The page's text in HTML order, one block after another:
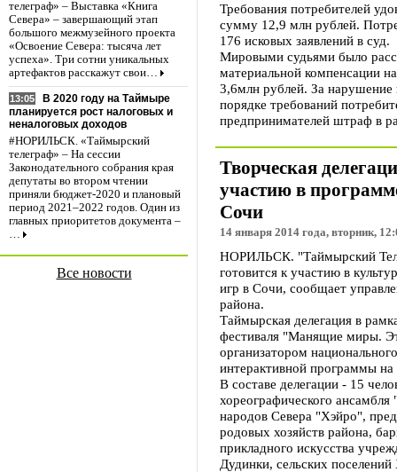
телеграф» – Выставка «Книга
Севера» – завершающий этап
большого межмузейного проекта
«Освоение Севера: тысяча лет
успеха». Три сотни уникальных
артефактов расскажут свои…
13:05
В 2020 году на Таймыре
планируется рост налоговых и
неналоговых доходов
#НОРИЛЬСК. «Таймырский
телеграф» – На сессии
Законодательного собрания края
депутаты во втором чтении
приняли бюджет-2020 и плановый
период 2021–2022 годов. Один из
главных приоритетов документа –
…
Все новости
Требования потребителей
сумму 12,9 млн рублей.
176 исковых заявлений в суд.
Мировыми судьями было
материальной компенсации
3,6млн рублей. За нарушение
порядке требований
предпринимателей штраф в
Творческая
участию в
Сочи
14 января 2014 года, вторник,
НОРИЛЬСК. "Таймырский
готовится к участию в
игр в Сочи, сообщает
района.
Таймырская делегация в
фестиваля "Манящие миры.
организатором
интерактивной программы
В составе делегации - 15
хореографического
народов Севера "Хэйро",
родовых хозяйств района,
прикладного искусства
Дудинки, сельских поселений